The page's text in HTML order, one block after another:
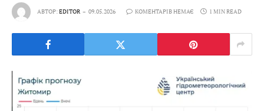
АВТОР:EDITOR 09.05.2026 КОМЕНТАРІВ НЕМАЄ 1 MIN READ